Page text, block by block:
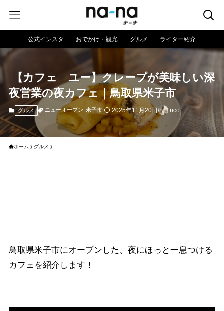
公式インスタ おでかけ・観光 グルメ ライター紹介
⁡ 【カフェ ユー】クレープが美味しい深
夜営業の夜カフェ｜鳥取県米子市
グルメ ニューオープン 米子市 2025年11月20日 rico
ホーム グルメ
鳥取県米子市にオープンした、夜にほっと一息つける
カフェを紹介します！